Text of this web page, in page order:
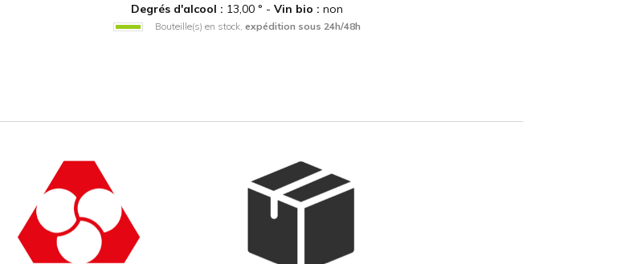
Degrés d'alcool : 13,00 ° - Vin bio : non
Bouteille(s) en stock, expédition sous 24h/48h